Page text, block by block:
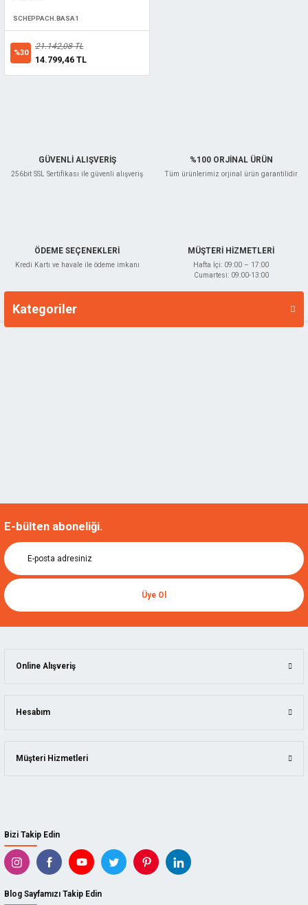
SCHEPPACH.BASA1
%30
21.142,08 TL
14.799,46 TL
GÜVENLİ ALIŞVERİŞ
256bit SSL Sertifikası ile güvenli alışveriş
%100 ORJİNAL ÜRÜN
Tüm ürünlerimiz orjinal ürün garantilidir
ÖDEME SEÇENEKLERİ
Kredi Kartı ve havale ile ödeme imkanı
MÜŞTERİ HİZMETLERİ
Hafta İçi: 09:00 – 17:00
Cumartesi: 09:00-13:00
Kategoriler
Markalar
E-bülten aboneliği.
Üye Ol
Bizi Takip Edin
Blog Sayfamızı Takip Edin
Online Alışveriş
Hesabım
Müşteri Hizmetleri